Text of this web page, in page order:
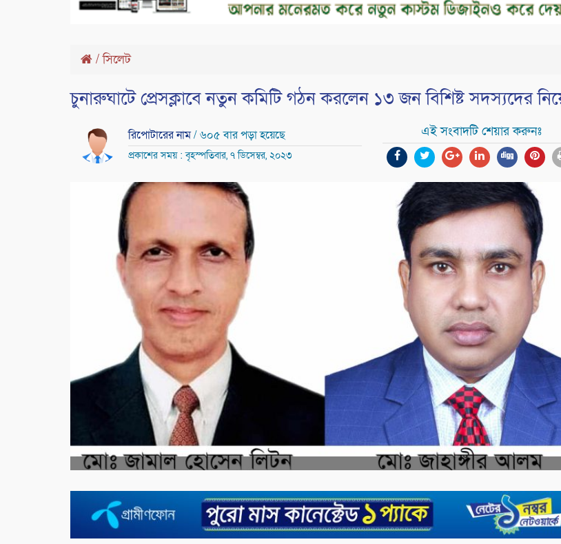
/সিলেট
চুনারুঘাটে প্রেসক্লাবে নতুন কমিটি গঠন করলেন ১৩ জন বিশিষ্ট সদস্যদের
রিপোটারের নাম/ ৬০৫ বার পড়া হয়েছে
প্রকাশের সময় : বৃহস্পতিবার, ৭ ডিসেম্বর, ২০২৩
এই সংবাদটি শেয়ার করুনঃ